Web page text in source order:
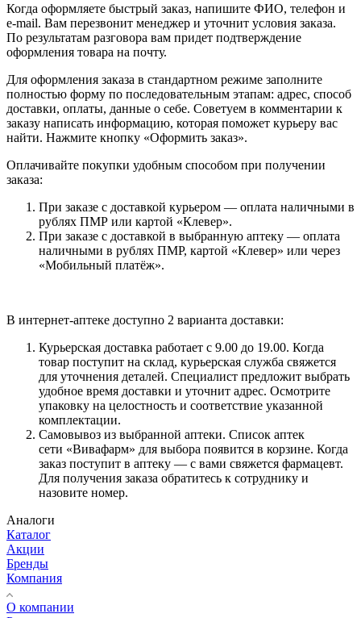
Когда оформляете быстрый заказ, напишите ФИО, телефон и
e-mail. Вам перезвонит менеджер и уточнит условия заказа.
По результатам разговора вам придет подтверждение
оформления товара на почту.
Для оформления заказа в стандартном режиме заполните
полностью форму по последовательным этапам: адрес, способ
доставки, оплаты, данные о себе. Советуем в комментарии к
заказу написать информацию, которая поможет курьеру вас
найти. Нажмите кнопку «Оформить заказ».
Оплачивайте покупки удобным способом при получении
заказа:
При заказе с доставкой курьером — оплата наличными в
рублях ПМР или картой «Клевер».
При заказе с доставкой в выбранную аптеку — оплата
наличными в рублях ПМР, картой «Клевер» или через
«Мобильный платёж».
В интернет-аптеке доступно 2 варианта доставки:
Курьерская доставка работает с 9.00 до 19.00. Когда
товар поступит на склад, курьерская служба свяжется
для уточнения деталей. Специалист предложит выбрать
удобное время доставки и уточнит адрес. Осмотрите
упаковку на целостность и соответствие указанной
комплектации.
Самовывоз из выбранной аптеки. Список аптек
сети «Вивафарм» для выбора появится в корзине. Когда
заказ поступит в аптеку — с вами свяжется фармацевт.
Для получения заказа обратитесь к сотруднику и
назовите номер.
Аналоги
Каталог
Акции
Бренды
Компания
О компании